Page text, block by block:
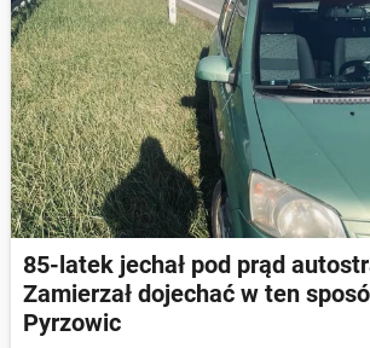
85-latek jechał pod prąd
Zamierzał dojechać w ten
Pyrzowic